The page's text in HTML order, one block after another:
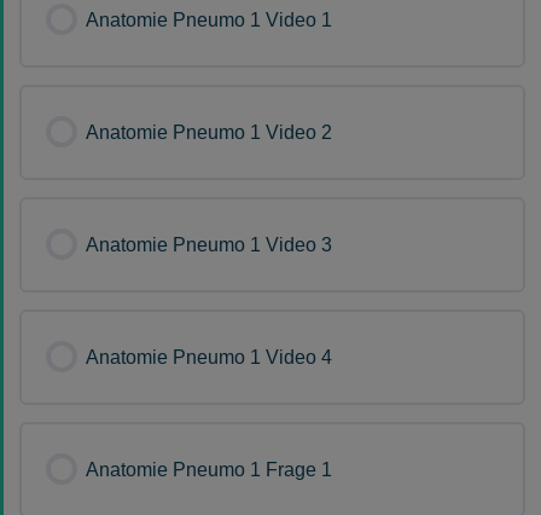
Anatomie Pneumo 1 Video 1
Anatomie Pneumo 1 Video 2
Anatomie Pneumo 1 Video 3
Anatomie Pneumo 1 Video 4
Anatomie Pneumo 1 Frage 1